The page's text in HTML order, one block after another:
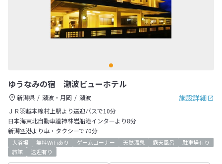
ゆうなみの宿 瀬波ビューホテル
施設詳細
新潟県 瀬波・月岡
瀬波
ＪＲ羽越本線村上駅より送迎バスで10分
日本海東北自動車道神林岩船港インターより8分
新潟空港より車・タクシーで70分
大浴場 無料WiFiあり ゲームコーナー 天然温泉 露天風呂
駐車場有り
旅館
送迎有り